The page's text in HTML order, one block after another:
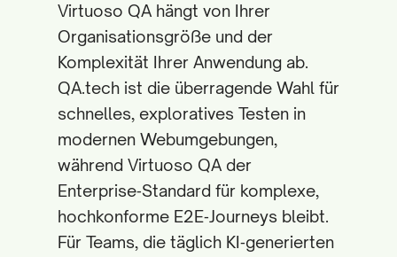
Virtuoso QA hängt von Ihrer
Organisationsgröße und der
Komplexität Ihrer Anwendung ab.
QA.tech ist die überragende Wahl für
schnelles, exploratives Testen in
modernen Webumgebungen,
während Virtuoso QA der
Enterprise‑Standard für komplexe,
hochkonforme E2E‑Journeys bleibt.
Für Teams, die täglich KI‑generierten